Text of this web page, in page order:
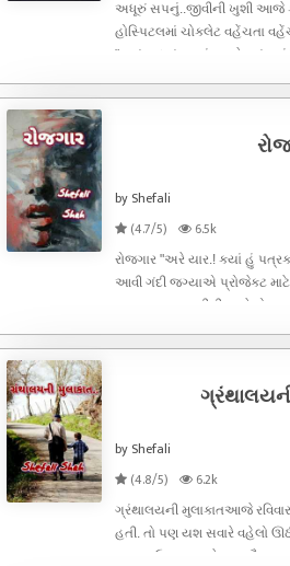
અધૂરું સપનું..જીવીની ખુશી આજે
હોસ્પિટલમાં ચોકલેટ વહેંચતા
"મારું અધૂરું સપનું આજે પૂરું થયું."
આમ તો જીવ
by Shefali
(4.7/5)
6.5k
રોજગાર "અરે યાર.! ક્યાં હું
આવી ગંદી જગ્યાએ પ્રોજેક્ટ માટે
જતા ગટરના પાણીની વચ્ચે
by Shefali
(4.8/5)
6.2k
ગ્રંથાલયની મુલાકાતઆજે
હતી. તો પણ યશ સવારે વહેલો
પણ ના ઉઠતા યશને આમ તૈયાર